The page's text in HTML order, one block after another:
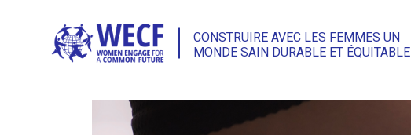
CONSTRUIRE AVEC LES FEMMES UN
MONDE SAIN DURABLE ET ÉQUITABLE